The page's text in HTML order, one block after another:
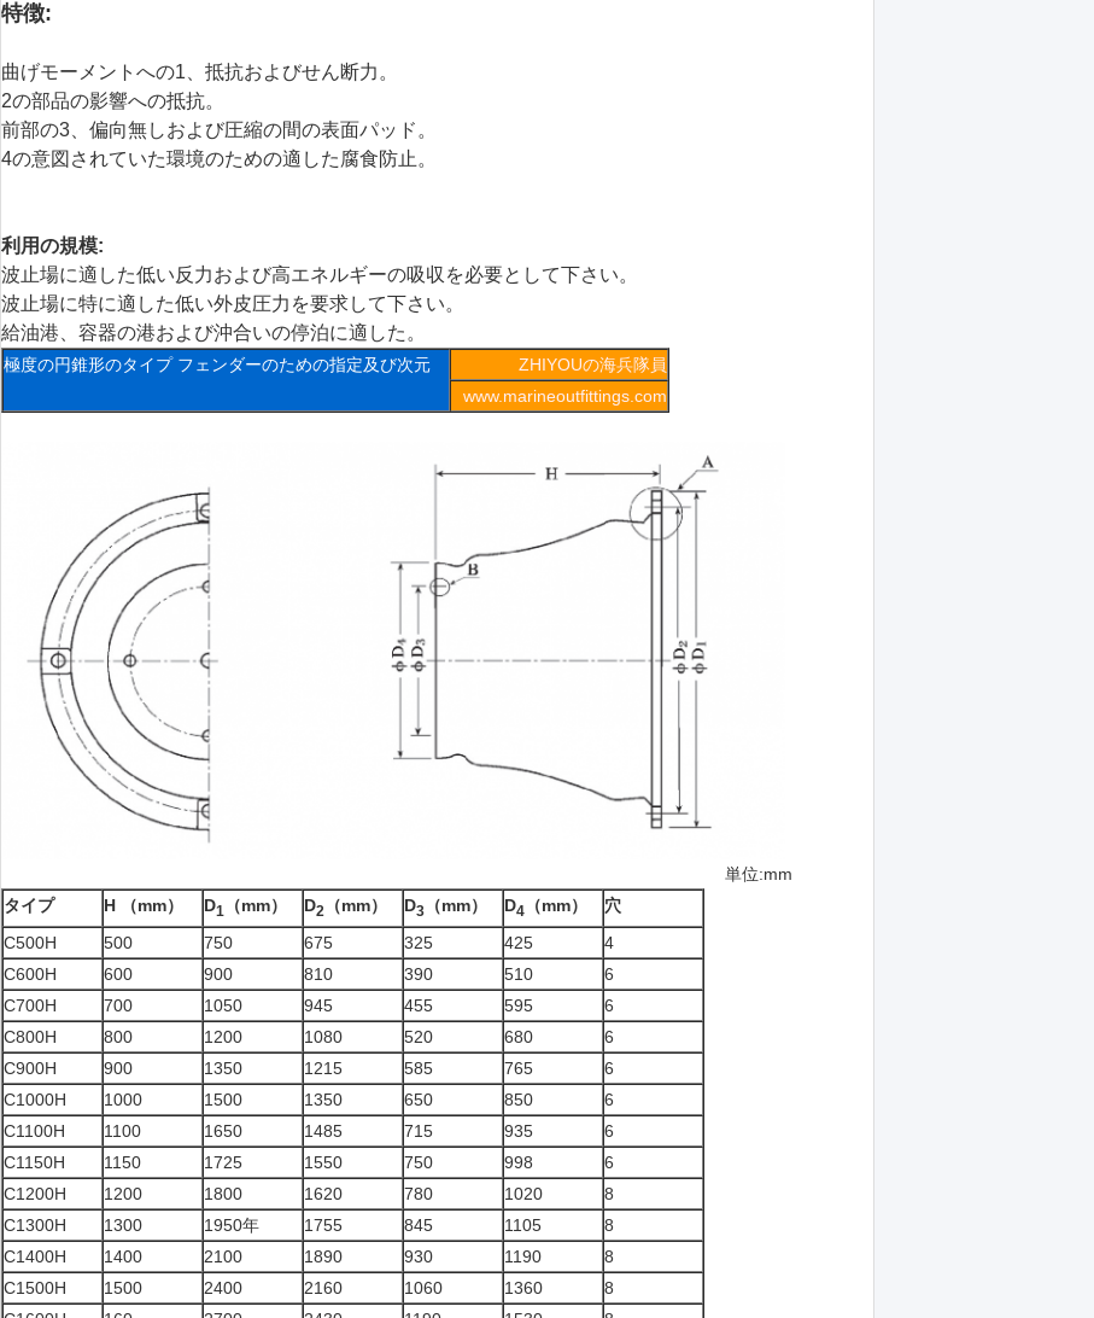
特徴:
曲げモーメントへの1、 抵抗およびせん断力。
2の部品の影響への抵抗。
前部の3、偏向無しおよび圧縮の間の表面パッド。
4の意図されていた環境のための適した腐食防止。
利用の規模:
波止場に適した低い反力および高エネルギーの吸収を必要として下さい。
波止場に特に適した低い外皮圧力を要求して下さい。
給油港、容器の港および沖合いの停泊に適した。
極度の円錐形のタイプ フェンダーのための指定及び次元
ZHIYOUの海兵隊員
www.marineoutfittings.com
単位:mm
タイプ
H （mm） D1 （mm） D2 （mm） D3 （mm） D4 （mm）
穴
C500H
500 750 675 325 425
4
C600H
600 900 810 390 510
6
C700H
700 1050 945 455 595
6
C800H
800 1200 1080 520 680
6
C900H
900 1350 1215 585 765
6
C1000H
1000 1500 1350 650 850
6
C1100H
1100 1650 1485 715 935
6
C1150H
1150 1725 1550 750 998
6
C1200H
1200 1800 1620 780 1020
8
C1300H
1300 1950年 1755 845 1105
8
C1400H
1400 2100 1890 930 1190
8
C1500H
1500 2400 2160 1060 1360
8